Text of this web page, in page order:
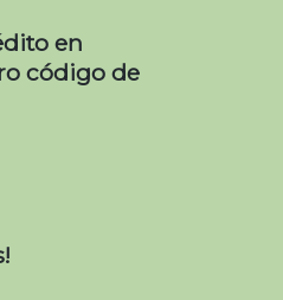
en
código de